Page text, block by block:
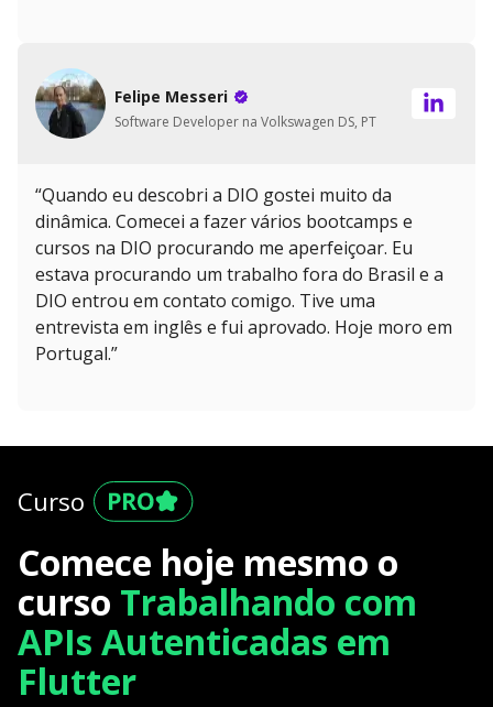
Felipe Messeri
Software Developer na Volkswagen DS, PT
“Quando eu descobri a DIO gostei muito da
dinâmica. Comecei a fazer vários bootcamps e
cursos na DIO procurando me aperfeiçoar. Eu
estava procurando um trabalho fora do Brasil e a
DIO entrou em contato comigo. Tive uma
entrevista em inglês e fui aprovado. Hoje moro em
Portugal.”
Curso
Comece hoje mesmo o
curso Trabalhando com
APIs Autenticadas em
Flutter